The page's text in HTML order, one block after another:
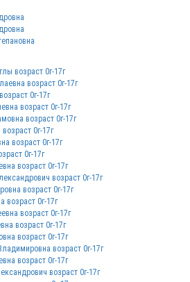
возраст 0г-17г
возраст 0г-17г
0г-17г
возраст 0г-17г
возраст 0г-17г
0г-17г
возраст 0г-17г
0г-17г
возраст 0г-17г
возраст 0г-17г
возраст 0г-17г
возраст 0г-17г
возраст 0г-17г
возраст 0г-17г
возраст 0г-17г
возраст 0г-17г
возраст 0г-17г
возраст 0г-17г